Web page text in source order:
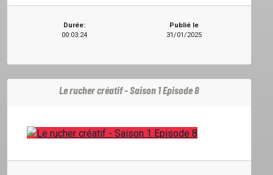
PROJETS
LOCATION STUDIO
Durée:
00:03:24
Publié le
31/01/2025
Le rucher créatif - Saison 1 Episode 8